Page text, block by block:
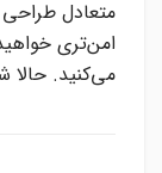
متعادل
امن‌تری
می‌کنید. حالا